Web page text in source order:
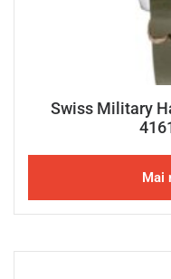
Swiss Military
Mai